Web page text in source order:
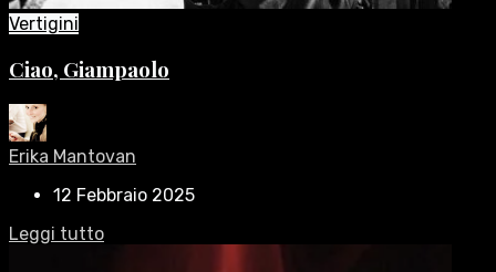
Vertigini
Ciao, Giampaolo
Erika Mantovan
12 Febbraio 2025
Leggi tutto